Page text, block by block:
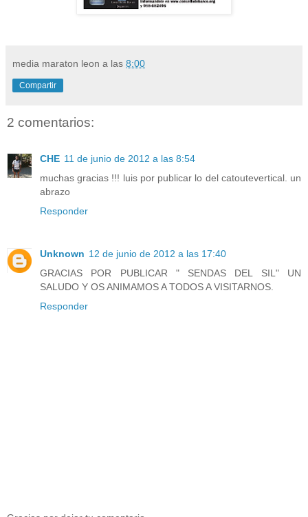
media maraton leon a las 8:00
Compartir
2 comentarios:
CHE 11 de junio de 2012 a las 8:54
muchas gracias !!! luis por publicar lo del catoutevertical. un
abrazo
Responder
Unknown 12 de junio de 2012 a las 17:40
GRACIAS POR PUBLICAR " SENDAS DEL SIL" UN
SALUDO Y OS ANIMAMOS A TODOS A VISITARNOS.
Responder